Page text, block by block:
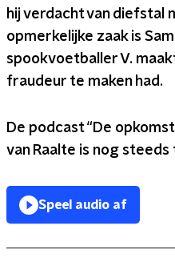
hij verdacht van diefstal
opmerkelijke zaak is
spookvoetballer V.
fraudeur te maken had.
De podcast “De
van Raalte is nog
Speel audio af